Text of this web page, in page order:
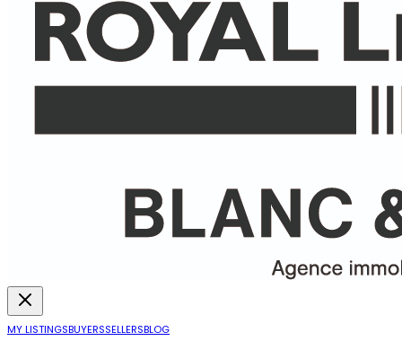
MY LISTINGSBUYERSSELLERSBLOG